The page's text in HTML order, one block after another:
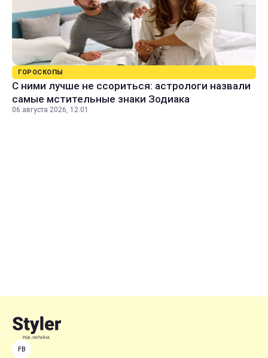
ГОРОСКОПЫ
С ними лучше не ссориться: астрологи назвали
самые мстительные знаки Зодиака
06 августа 2026, 12:01
FB